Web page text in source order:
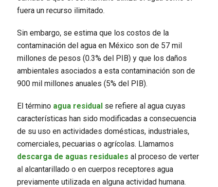
fuera un recurso ilimitado.
Sin embargo, se estima que los costos de la
contaminación del agua en México son de 57 mil
millones de pesos (0.3% del PIB) y que los daños
ambientales asociados a esta contaminación son de
900 mil millones anuales (5% del PIB).
El término agua residual se refiere al agua cuyas
características han sido modificadas a consecuencia
de su uso en actividades domésticas, industriales,
comerciales, pecuarias o agrícolas. Llamamos
descarga de aguas residuales al proceso de verter
al alcantarillado o en cuerpos receptores agua
previamente utilizada en alguna actividad humana.